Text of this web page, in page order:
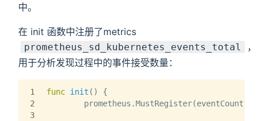
中。
在 init 函数中注册了metrics
prometheus_sd_kubernetes_events_total
，
用于分析发现过程中的事件接受数量：
1
2
3
func init () {
	prometheus.MustRegister(eventCount)